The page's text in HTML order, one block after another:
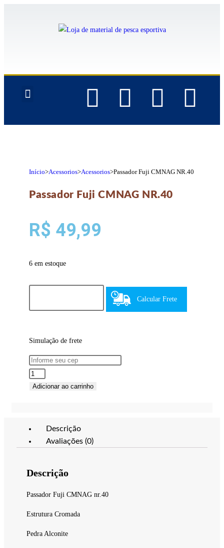
Início>Acessorios>Acessorios>Passador Fuji CMNAG NR.40
Passador Fuji CMNAG NR.40
R$ 49,99
6 em estoque
Calcular Frete
Simulação de frete
Adicionar ao carrinho
Descrição
Avaliações (0)
Descrição
Passador Fuji CMNAG nr.40
Estrutura Cromada
Pedra Alconite